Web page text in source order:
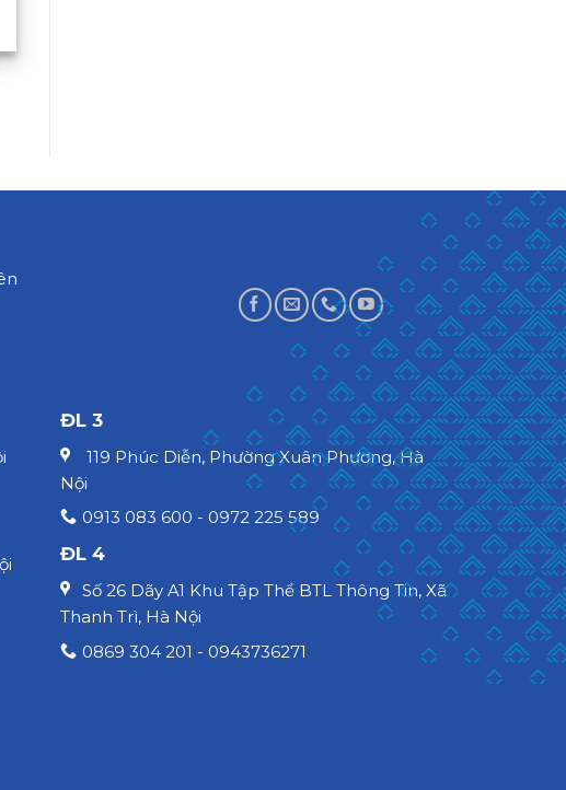
ĐL 3
119 Phúc Diễn, Phường Xuân Phương, Hà
Nội
0913 083 600 - 0972 225 589
ĐL 4
Số 26 Dãy A1 Khu Tập Thể BTL Thông Tin, Xã
Thanh Trì, Hà Nội
0869 304 201 - 0943736271